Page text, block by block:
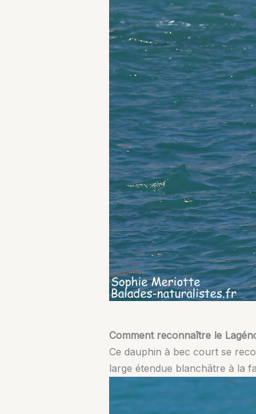
Comment reconnaître le
Ce dauphin à bec court se
large étendue blanchâtre à la